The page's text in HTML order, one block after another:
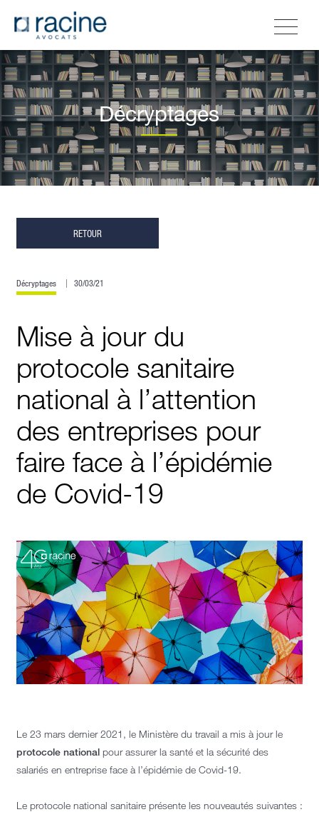
Décryptages
RETOUR
Décryptages 30/03/21
Mise à jour du
protocole sanitaire
national à l’attention
des entreprises pour
faire face à l’épidémie
de Covid-19
Le 23 mars dernier 2021, le Ministère du travail a mis à jour le
protocole national pour assurer la santé et la sécurité des
salariés en entreprise face à l’épidémie de Covid-19.
Le protocole national sanitaire présente les nouveautés suivantes :